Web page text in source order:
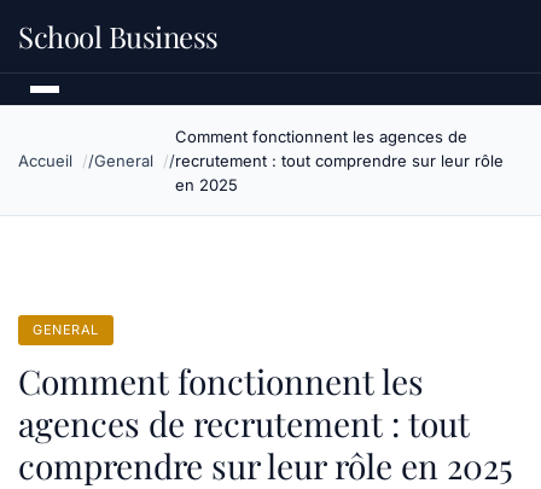
School Business
Accueil General
Comment fonctionnent les agences de
recrutement : tout comprendre sur leur rôle
en 2025
GENERAL
Comment fonctionnent les
agences de recrutement : tout
comprendre sur leur rôle en 2025